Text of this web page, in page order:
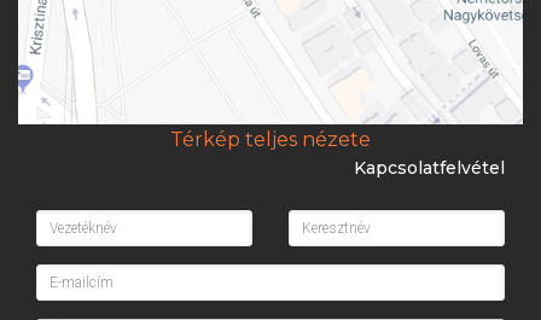
Térkép teljes nézete
Kapcsolatfelvétel